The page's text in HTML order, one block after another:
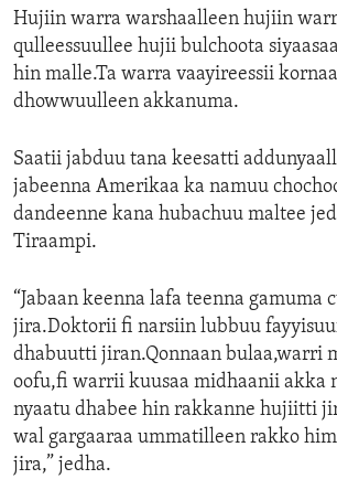
Hujiin warra warshaalleen hujiin
qulleessuullee hujii bulchoota
hin malle.Ta warra vaayireessii
dhowwuulleen akkanuma.
Saatii jabduu tana keesatti
jabeenna Amerikaa ka namuu
dandeenne kana hubachuu maltee
Tiraampi.
“Jabaan keenna lafa teenna gamuma
jira.Doktorii fi narsiin lubbuu
dhabuutti jiran.Qonnaan bulaa,warri
oofu,fi warrii kuusaa midhaanii akka
nyaatu dhabee hin rakkanne hujiitti
wal gargaaraa ummatilleen rakko
jira,” jedha.